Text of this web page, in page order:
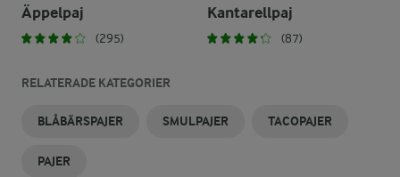
Äppelpaj
(295)
Kantarellpaj
(87)
RELATERADE KATEGORIER
BLÅBÄRSPAJER SMULPAJER TACOPAJER
PAJER